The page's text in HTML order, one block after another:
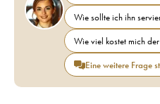
Wie sollte ich ihn
Wie viel kostet mich
Eine weitere Frage